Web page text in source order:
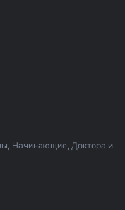
Начинающие, Доктора и